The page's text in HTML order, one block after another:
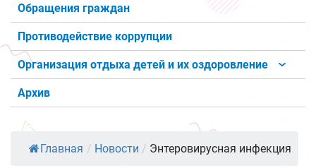
Обращения граждан
Противодействие коррупции
Организация отдыха детей и их оздоровление
Архив
Главная / Новости / Энтеровирусная инфекция